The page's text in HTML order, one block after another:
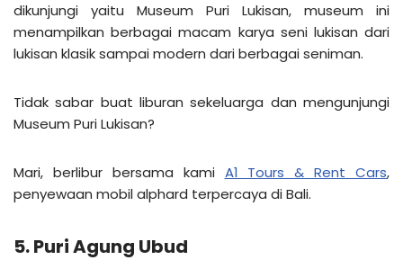
dikunjungi yaitu Museum Puri Lukisan, museum ini
menampilkan berbagai macam karya seni lukisan dari
lukisan klasik sampai modern dari berbagai seniman.
Tidak sabar buat liburan sekeluarga dan mengunjungi
Museum Puri Lukisan?
Mari, berlibur bersama kami A1 Tours & Rent Cars,
penyewaan mobil alphard terpercaya di Bali.
5. Puri Agung Ubud